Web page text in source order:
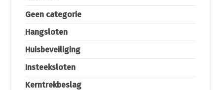
Geen categorie
Hangsloten
Huisbeveiliging
Insteeksloten
Kerntrekbeslag